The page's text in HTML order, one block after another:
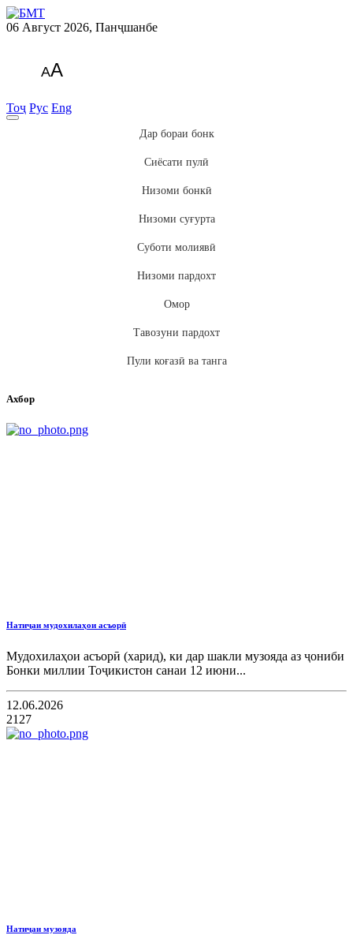
06 Август 2026, Панҷшанбе
AA
Тоҷ Рус Eng
Дар бораи бонк
Сиёсати пулӣ
Низоми бонкӣ
Низоми суғурта
Суботи молиявӣ
Низоми пардохт
Омор
Тавозуни пардохт
Пули коғазӣ ва танга
Ахбор
Натиҷаи мудохилаҳои асъорӣ
Мудохилаҳои асъорӣ (харид), ки дар шакли музояда аз ҷониби
Бонки миллии Тоҷикистон санаи 12 июни...
12.06.2026
2127
Натиҷаи музояда